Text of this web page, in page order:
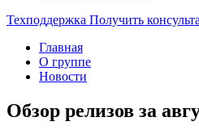
Техподдержка Получить
Главная
О группе
Новости
Обзор релизов за